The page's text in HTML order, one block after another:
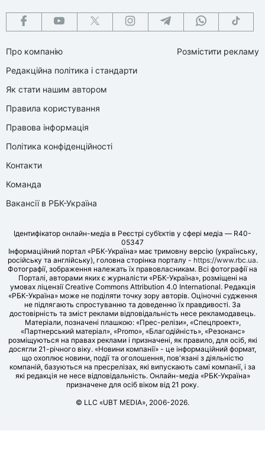
Про компанію
Редакційна політика і стандарти
Як стати нашим автором
Правила користування
Правова інформація
Політика конфіденційності
Контакти
Команда
Вакансії в РБК-Україна
Розмістити рекламу
Ідентифікатор онлайн-медіа в Реєстрі суб’єктів у сфері медіа — R40-
05347
Інформаційний портал «РБК-Україна» має тримовну версію (українську,
російську та англійську), головна сторінка порталу - https://www.rbc.ua.
Фотографії, зображення належать їх правовласникам. Всі фотографії на
Порталі, авторами яких є журналісти «РБК-Україна», розміщені на
умовах ліцензії Creative Commons Attribution 4.0 International. Редакція
«РБК-Україна» може не поділяти точку зору авторів. Оціночні судження
не підлягають спростуванню та доведенню їх правдивості. За
достовірність та зміст реклами відповідальність несе рекламодавець.
Матеріали, позначені плашкою: «Прес-релізи», «Спецпроект»,
«Партнерський матеріал», «Promo», «Благодійність», «Резонанс»
розміщуються на правах реклами і призначені, як правило, для осіб, які
досягли 21-річного віку. «Новини компанії» - це інформаційний формат,
що охоплює новини, події та оголошення, пов'язані з діяльністю
компаній, базуються на пресрелізах, які випускають самі компанії, і за
які редакція не несе відповідальність. Онлайн-медіа «РБК-Україна»
призначене для осіб віком від 21 року.
© LLC «UBT MEDIA», 2006-2026.